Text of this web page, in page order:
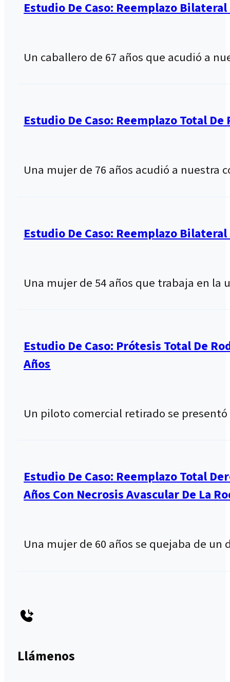
Estudio De Caso: Reemplazo
Un caballero de 67 años que acudió a
Estudio De Caso: Reemplazo Total
Una mujer de 76 años acudió a
Estudio De Caso: Reemplazo
Una mujer de 54 años que trabaja en
Estudio De Caso: Prótesis Total De
Años
Un piloto comercial retirado se
Estudio De Caso: Reemplazo Total
Años Con Necrosis Avascular De La
Una mujer de 60 años se quejaba de
Llámenos